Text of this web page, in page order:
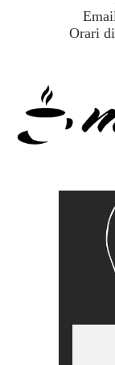
Orari